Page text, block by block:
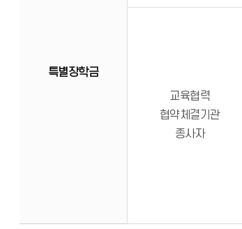
특별장학금
교육협력
협약체결기관
종사자